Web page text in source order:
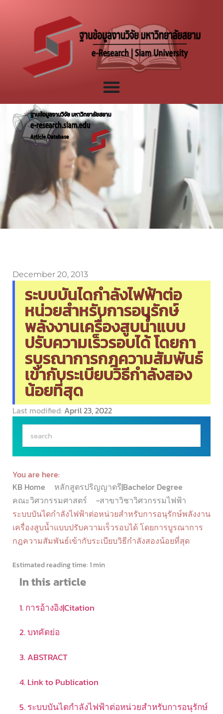
December 20, 2013
ระบบบันไดกำลังไฟฟ้าต่อ
หน่วยสำหรับการอนุรักษ์
พลังงานเครื่องสูบน้ำแบบ
ปรับความเร็วรอบได้ โดยกา
รบูรณาการกฎความสัมพันธ์
เข้ากับระเบียบวิธีกำลังสอง
น้อยที่สุด
Last modified: April 23, 2022
You are here:
KB Home
หลักสูตรปริญญาตรี|Bachelor Degree
คณะวิศวกรรมศาสตร์
-สาขาวิชาวิศวกรรมไฟฟ้า
ระบบบันไดกำลังไฟฟ้าต่อหน่วยสำหรับการอนุรักษ์พลังงาน
เครื่องสูบน้ำแบบปรับความเร็วรอบได้ โดยการบูรณาการ
กฎความสัมพันธ์เข้ากับระเบียบวิธีกำลังสองน้อยที่สุด
Estimated reading time:1 min
In this article
1. การอ้างอิง|Citation
2. บทคัดย่อ
3. ABSTRACT
4. Link to Publication
5. ระบบบันไดกำลังไฟฟ้าต่อหน่วยสำหรับการอนุรักษ์